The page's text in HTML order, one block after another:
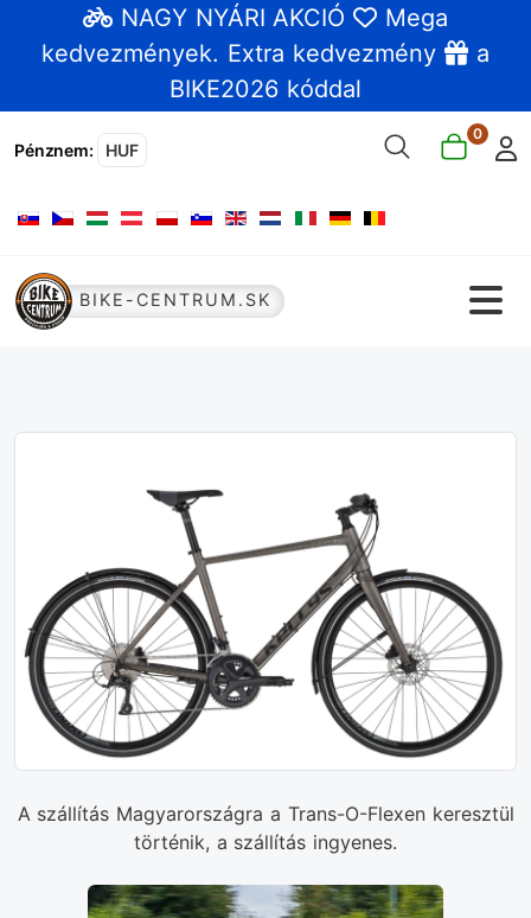
NAGY NYÁRI AKCIÓ
Mega
kedvezmények. Extra kedvezmény
a
BIKE2026 kóddal
Pénznem: HUF
0
Válasszon nyelvet
BIKE-CENTRUM.SK
A szállítás Magyarországra a Trans-O-Flexen keresztül
történik, a szállítás ingyenes.